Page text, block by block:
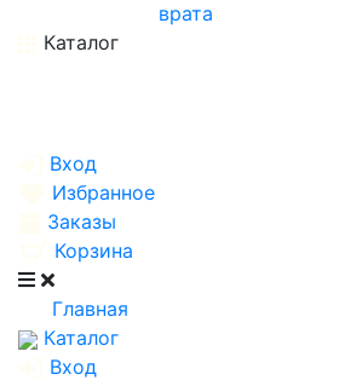
врата
Каталог
Вход
Избранное
Заказы
Корзина
Главная
Каталог
Вход